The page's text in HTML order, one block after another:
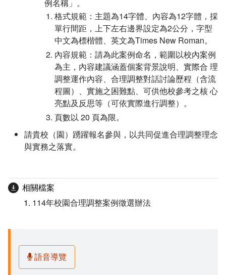
例名稱」。
格式規範：主題為14字體、內容為12字體，採
單行間距，上下左右邊界設定為2公分，字型
中文為標楷體、英文為Times New Roman。
內容規範：請為此案例命名，範圍以校內案例
為主，內容建議涵蓋個案背景說明、實際合 理
調整運作內容、合理調整對話討論歷程（含流
程圖）、實施之困難點、可供他校參考之核 心
亮點及反思等（可依實際進行調整）。
頁數以 20 頁為限。
請貴校（園）踴躍報名參與，以共同促進合理調整理念
與實務之落實。
相關檔案
114年校園合理調整案例徵選辦法
語音導覽